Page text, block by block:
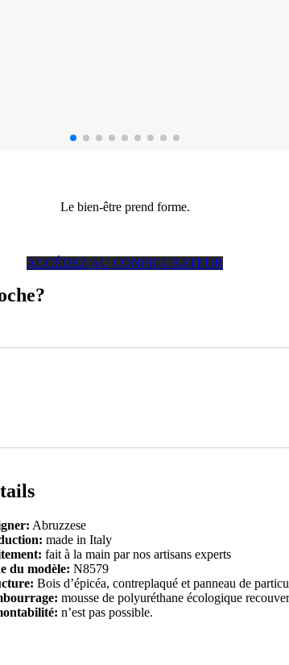
Le bien-être prend forme.
ACCÉDEZ AU CONFIGURATEUR
Abruzzese
made in Italy
fait à la main par nos artisans experts
du modèle: N8579
Bois d’épicéa, contreplaqué et panneau de
mousse de polyuréthane écologique
n’est pas possible.